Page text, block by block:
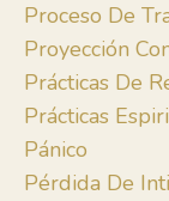
Proceso De
Proyección
Prácticas De
Prácticas
Pánico
Pérdida De